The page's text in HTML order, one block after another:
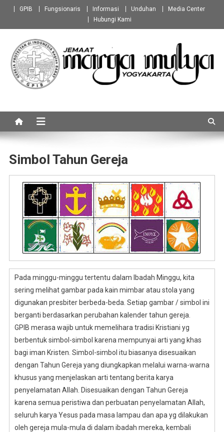
content
GPIB Fungsionaris Informasi Unduhan
Media Center
Hubungi Kami
Simbol Tahun Gereja
Pada minggu-minggu tertentu dalam Ibadah Minggu, kita
sering melihat gambar pada kain mimbar atau stola yang
digunakan presbiter berbeda-beda. Setiap gambar / simbol ini
berganti berdasarkan perubahan kalender tahun gereja.
GPIB merasa wajib untuk memelihara tradisi Kristiani yg
berbentuk simbol-simbol karena mempunyai arti yang khas
bagi iman Kristen. Simbol-simbol itu biasanya disesuaikan
dengan Tahun Gereja yang diungkapkan melalui warna-warna
khusus yang menjelaskan arti tentang berita karya
penyelamatan Allah. Disesuaikan dengan Tahun Gereja
karena semua peristiwa dan perbuatan penyelamatan Allah,
seluruh karya Yesus pada masa lampau dan apa yg dilakukan
oleh gereja mula-mula di dalam ibadah mereka, kembali